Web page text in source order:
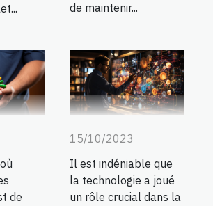
de maintenir...
de
15/10/2023
Il est indéniable que
la technologie a joué
un rôle crucial dans la